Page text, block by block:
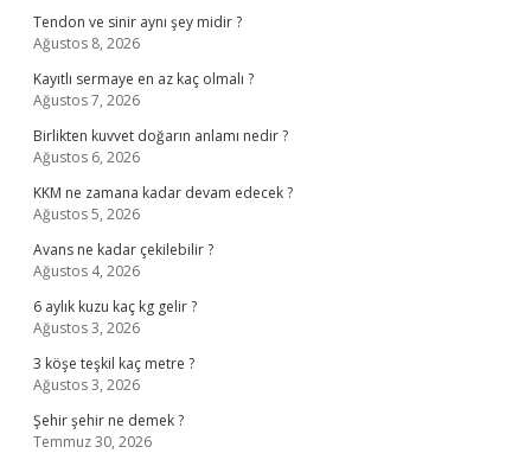
Tendon ve sinir aynı şey midir ?
Ağustos 8, 2026
Kayıtlı sermaye en az kaç olmalı ?
Ağustos 7, 2026
Birlikten kuvvet doğarın anlamı nedir ?
Ağustos 6, 2026
KKM ne zamana kadar devam edecek ?
Ağustos 5, 2026
Avans ne kadar çekilebilir ?
Ağustos 4, 2026
6 aylık kuzu kaç kg gelir ?
Ağustos 3, 2026
3 köşe teşkil kaç metre ?
Ağustos 3, 2026
Şehir şehir ne demek ?
Temmuz 30, 2026